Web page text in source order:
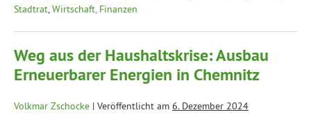
Stadtrat,Wirtschaft, Finanzen
Weg aus der Haushaltskrise: Ausbau
Erneuerbarer Energien in Chemnitz
Volkmar Zschocke | Veröffentlicht am 6. Dezember 2024